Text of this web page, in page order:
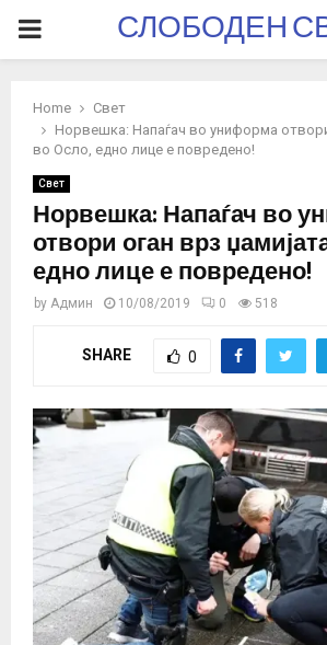
PRIMARYСЛОБОДЕН
Home
Свет
Норвешка: Напаѓач во униформа
во Осло, едно лице е повредено!
Свет
Норвешка: Напаѓач во
отвори оган врз
едно лице е повредено!
by Админ 10/08/2019 0 518
SHARE 0